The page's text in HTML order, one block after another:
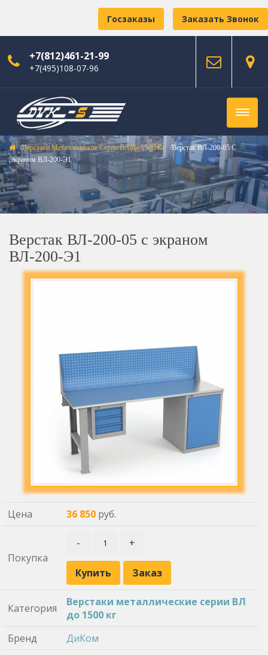
Заказать Звонок
Госзаказы
+7(812)461-21-99
+7(495)108-07-96
Верстаки Металлические Серии ВЛ До 1500 Кг
Верстак ВЛ-200-05 С
Экраном ВЛ-200-Э1
Верстак ВЛ-200-05 с экраном
ВЛ-200-Э1
Цена 36 850 руб.
Покупка
- +
Купить Заказ
Категория
Верстаки металлические серии ВЛ
до 1500 кг
Бренд
ДиКом